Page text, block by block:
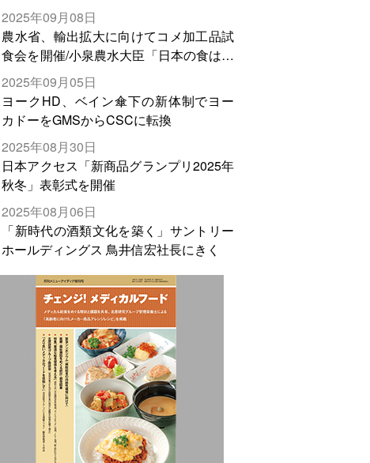
2025年09月08日
農水省、輸出拡大に向けてコメ加工品試
食会を開催/小泉農水大臣「日本の食は世
界でトップをとれる。米増産に向けて、
米輸出需要の拡大を」
2025年09月05日
ヨークHD、ベイン傘下の新体制でヨー
カドーをGMSからCSCに転換
2025年08月30日
日本アクセス「新商品グランプリ2025年
秋冬」表彰式を開催
2025年08月06日
「新時代の酒類文化を築く」サントリー
ホールディングス 鳥井信宏社長にきく